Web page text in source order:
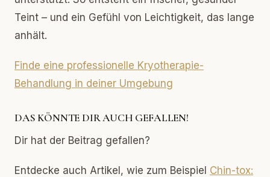
Teint – und ein Gefühl von Leichtigkeit, das lange
anhält.
Finde eine professionelle Kryotherapie-
Behandlung in deiner Umgebung
DAS KÖNNTE DIR AUCH GEFALLEN!
Dir hat der Beitrag gefallen?
Entdecke auch Artikel, wie zum Beispiel Chin-tox: